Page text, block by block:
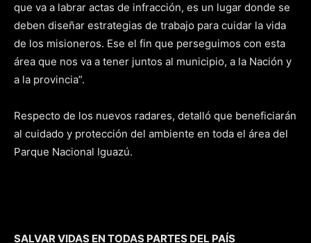
que va a labrar actas de infracción, es un lugar donde se
deben diseñar estrategias de trabajo para cuidar la vida
de los misioneros. Ese el fin que perseguimos con esta
área que nos va a tener juntos al municipio, a la Nación y
a la provincia”.
Respecto de los nuevos radares, detalló que beneficiarán
al cuidado y protección del ambiente en toda el área del
Parque Nacional Iguazú.
SALVAR VIDAS EN TODAS PARTES DEL PAÍS